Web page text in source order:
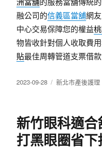
融公司的信義區當舖網
中心交易保障您的權益
物皆收針對個人收取費
貼最佳周轉管道支票借
發
2023-09-28
分
新北市產後護理
新竹眼科適
打黑眼圈省